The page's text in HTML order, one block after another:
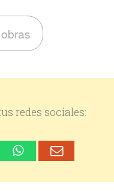
redes sociales: